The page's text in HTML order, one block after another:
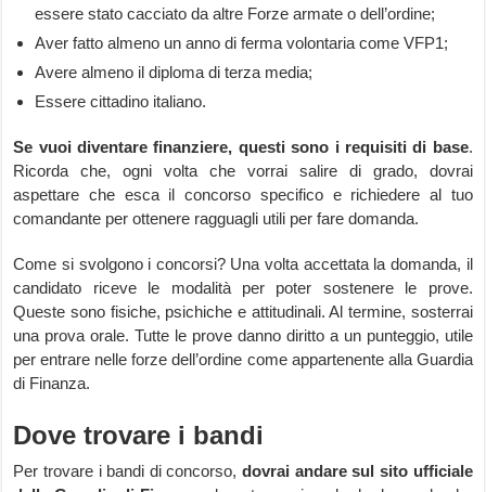
essere stato cacciato da altre Forze armate o dell’ordine;
Aver fatto almeno un anno di ferma volontaria come VFP1;
Avere almeno il diploma di terza media;
Essere cittadino italiano.
Se vuoi diventare finanziere, questi sono i requisiti di base.
Ricorda che, ogni volta che vorrai salire di grado, dovrai
aspettare che esca il concorso specifico e richiedere al tuo
comandante per ottenere ragguagli utili per fare domanda.
Come si svolgono i concorsi? Una volta accettata la domanda, il
candidato riceve le modalità per poter sostenere le prove.
Queste sono fisiche, psichiche e attitudinali. Al termine, sosterrai
una prova orale. Tutte le prove danno diritto a un punteggio, utile
per entrare nelle forze dell’ordine come appartenente alla Guardia
di Finanza.
Dove trovare i bandi
Per trovare i bandi di concorso,dovrai andare sul sito ufficiale